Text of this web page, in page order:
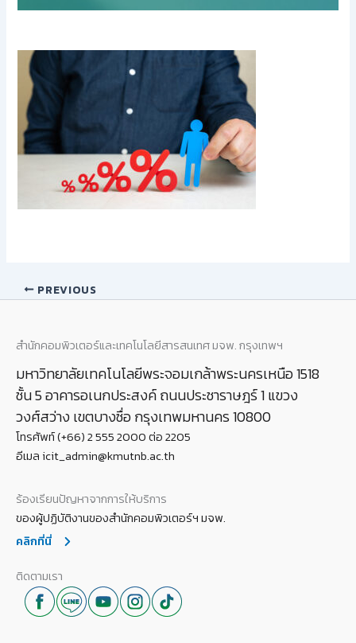
PREVIOUS
สำนักคอมพิวเตอร์และเทคโนโลยีสารสนเทศ มจพ. กรุงเทพฯ
มหาวิทยาลัยเทคโนโลยีพระจอมเกล้าพระนครเหนือ 1518
ชั้น 5 อาคารอเนกประสงค์ ถนนประชาราษฎร์ 1 แขวง
วงศ์สว่าง เขตบางซื่อ กรุงเทพมหานคร 10800
โทรศัพท์ (+66) 2 555 2000 ต่อ 2205
อีเมล icit_admin@kmutnb.ac.th
ร้องเรียนปัญหาจากการให้บริการ
ของผู้ปฏิบัติงานของสำนักคอมพิวเตอร์ฯ มจพ.
คลิกที่นี่
ติดตามเรา